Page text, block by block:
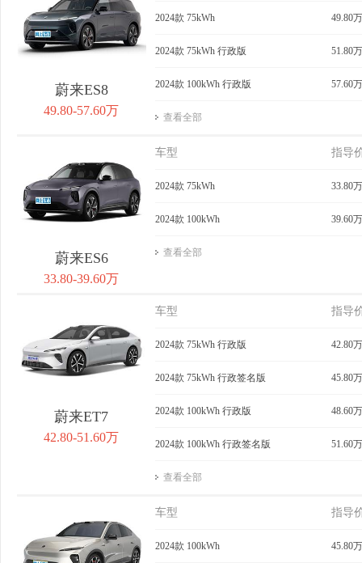
蔚来ES8
49.80-57.60万
2024款 75kWh 49.80万
2024款 75kWh 行政版 51.80万
2024款 100kWh 行政版 57.60万
查看全部
蔚来ES6
33.80-39.60万
车型 指导
2024款 75kWh 33.80万
2024款 100kWh 39.60万
查看全部
蔚来ET7
42.80-51.60万
车型 指导
2024款 75kWh 行政版 42.80万
2024款 75kWh 行政签名版 45.80万
2024款 100kWh 行政版 48.60万
2024款 100kWh 行政签名版 51.60万
查看全部
车型 指导
2024款 100kWh 45.80万